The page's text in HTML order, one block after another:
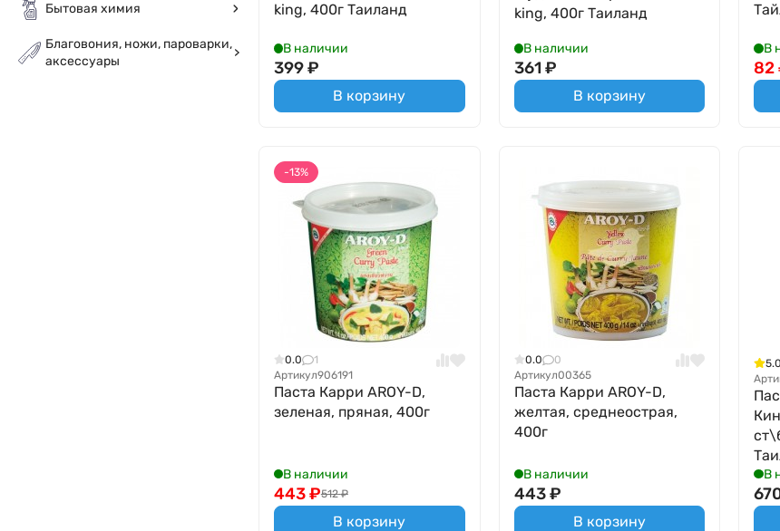
king, 400г Таиланд
В наличии
399₽
В корзину
king, 400г Таиланд
В наличии
361 ₽
В корзину
В
82
-13%
0.0
1
Артикул906191
Паста Карри AROY-D,
зеленая, пряная, 400г
В наличии
512 ₽
443₽
В корзину
0.0
0
Артикул00365
Паста Карри AROY-D,
желтая, среднеострая,
400г
В наличии
443 ₽
В корзину
5.0
В
Бытовая химия
Благовония, ножи, пароварки,
аксессуары